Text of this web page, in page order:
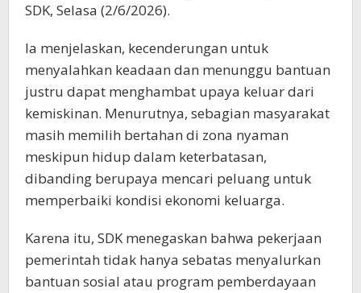
SDK, Selasa (2/6/2026).
Ia menjelaskan, kecenderungan untuk
menyalahkan keadaan dan menunggu bantuan
justru dapat menghambat upaya keluar dari
kemiskinan. Menurutnya, sebagian masyarakat
masih memilih bertahan di zona nyaman
meskipun hidup dalam keterbatasan,
dibanding berupaya mencari peluang untuk
memperbaiki kondisi ekonomi keluarga.
Karena itu, SDK menegaskan bahwa pekerjaan
pemerintah tidak hanya sebatas menyalurkan
bantuan sosial atau program pemberdayaan